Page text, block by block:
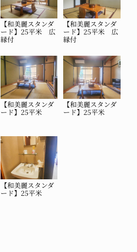
【和美麗スタンダ
ード】25平米 広
縁付
【和美麗スタンダ
ード】25平米 広
縁付
【和美麗スタンダ
ード】25平米
【和美麗スタンダ
ード】25平米
【和美麗スタンダ
ード】25平米